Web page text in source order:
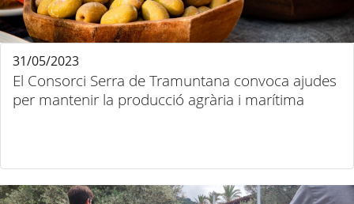
El Consorci Serra de Tramuntana convoca ajudes
per mantenir la producció agrària i marítima
31/05/2023